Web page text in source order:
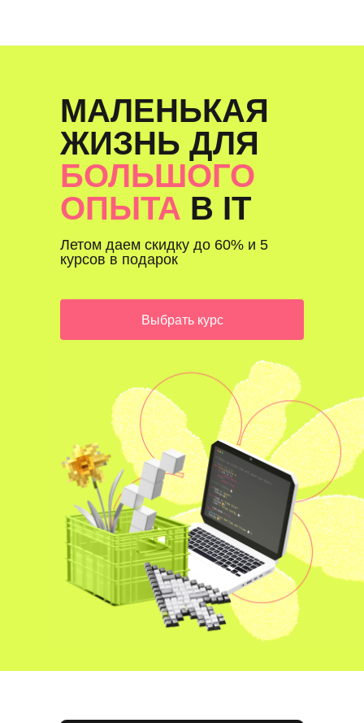
Летом даем скидку до 60% и 5
курсов в подарок
МАЛЕНЬКАЯ
ЖИЗНЬ ДЛЯ
БОЛЬШОГО
ОПЫТА В IT
Выбрать курс